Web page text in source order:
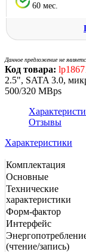
60 мес.
Данное предложение не
Код товара:
2.5", SATA 3.0,
500/320 MBps
Отзывы
Характеристики
Комплектация
Основные
Технические
характеристики
Форм-фактор
Интерфейс
(чтение/запись)